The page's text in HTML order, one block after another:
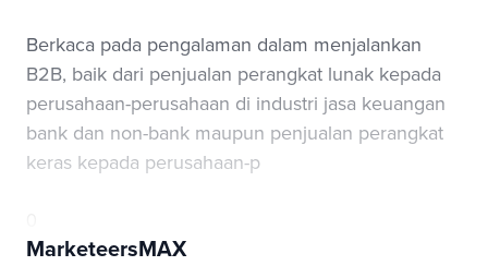
Berkaca pada pengalaman dalam menjalankan
B2B, baik dari penjualan perangkat lunak kepada
perusahaan-perusahaan di industri jasa keuangan
bank dan non-bank maupun penjualan perangkat
keras kepada perusahaan-p
MarketeersMAX